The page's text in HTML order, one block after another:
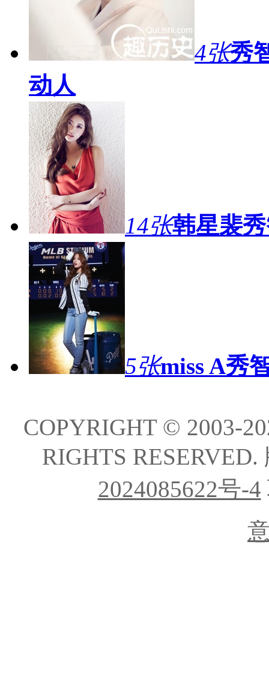
4张秀
动人
14张韩星裴
5张miss A秀
COPYRIGHT © 2003-
RIGHTS
2024085622号-4